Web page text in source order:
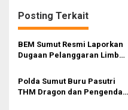
a
s
i
p
o
s
Posting Terkait
BEM Sumut Resmi Laporkan
Dugaan Pelanggaran Limbah
Polda Sumut
Polda Sumut Buru Pasutri
THM Dragon dan Pengendali